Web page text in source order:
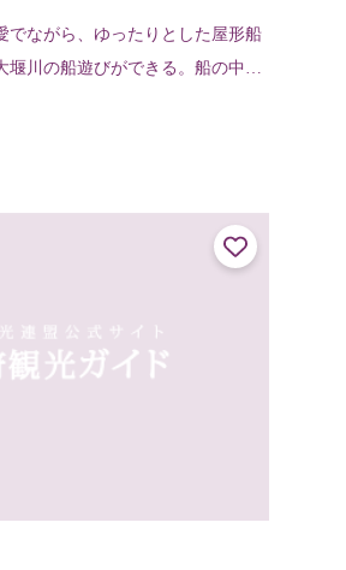
でながら、ゆったりとした屋形船
堰川の船遊びができる。船の中で